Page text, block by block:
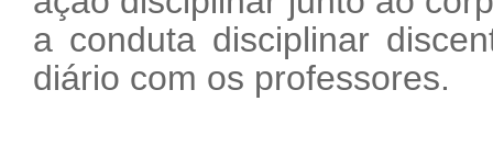
a conduta disciplinar
diário com os professores.